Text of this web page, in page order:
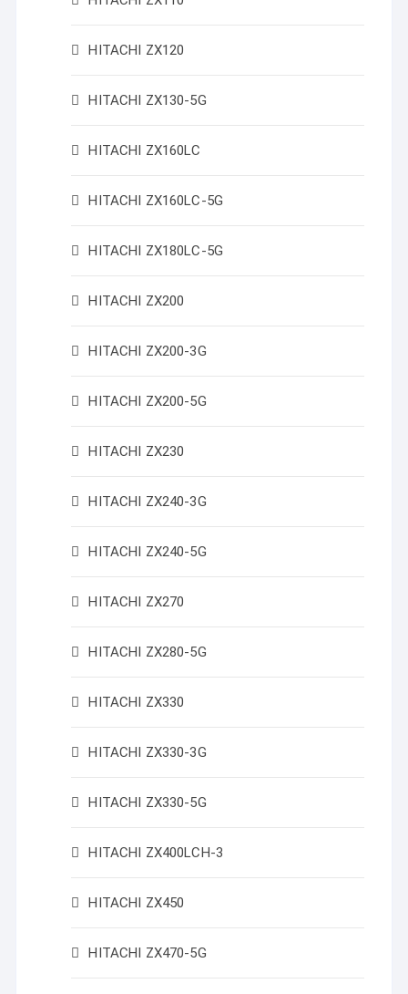
HITACHI ZX120
HITACHI ZX130-5G
HITACHI ZX160LC
HITACHI ZX160LC-5G
HITACHI ZX180LC-5G
HITACHI ZX200
HITACHI ZX200-3G
HITACHI ZX200-5G
HITACHI ZX230
HITACHI ZX240-3G
HITACHI ZX240-5G
HITACHI ZX270
HITACHI ZX280-5G
HITACHI ZX330
HITACHI ZX330-3G
HITACHI ZX330-5G
HITACHI ZX400LCH-3
HITACHI ZX450
HITACHI ZX470-5G